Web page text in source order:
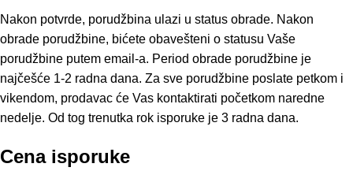
Nakon potvrde, porudžbina ulazi u status obrade. Nakon
obrade porudžbine, bićete obavešteni o statusu Vaše
porudžbine putem email-a. Period obrade porudžbine je
najčešće 1-2 radna dana. Za sve porudžbine poslate petkom i
vikendom, prodavac će Vas kontaktirati početkom naredne
nedelje. Od tog trenutka rok isporuke je 3 radna dana.
Cena isporuke